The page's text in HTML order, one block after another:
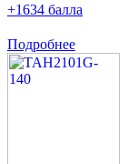
+1634 балла
Подробнее